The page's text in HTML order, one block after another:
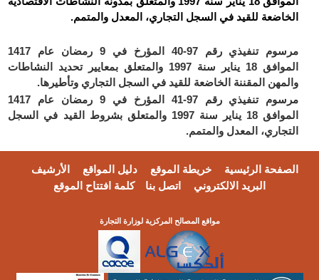
الخاضعة للقيد في السجل التجاري، المعدل والمتمم.
مرسوم تنفيذي رقم 97-40 المؤرخ في 9 رمضان عام 1417
الموافق 18 يناير سنة 1997 والمتعلق بمعايير تحديد النشاطات
والمهن المقننة الخاضعة للقيد في السجل التجاري وتأطيرها.
مرسوم تنفيذي رقم 97-41 المؤرخ في 9 رمضان عام 1417
الموافق 18 يناير سنة 1997 والمتعلق بشروط القيد في السجل
التجاري، المعدل والمتمم.
الصفحة الرئيسية خريطة الموقع دليل المواقع
الأرشيف
البريد الالكتروني
اتصل بنا كلمة افتتاح الموقع
مواقع المصالح المركزية لوزارة التجارة